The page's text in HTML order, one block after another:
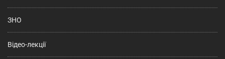
ЗНО
Відео-лекції